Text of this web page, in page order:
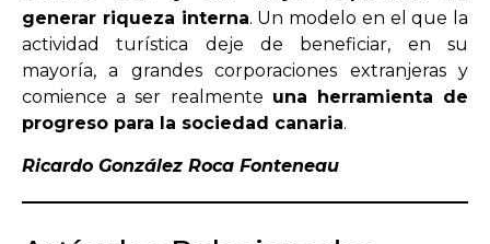
generar riqueza interna. Un modelo en el que la
actividad turística deje de beneficiar, en su
mayoría, a grandes corporaciones extranjeras y
comience a ser realmente una herramienta de
progreso para la sociedad canaria.
Ricardo González Roca Fonteneau